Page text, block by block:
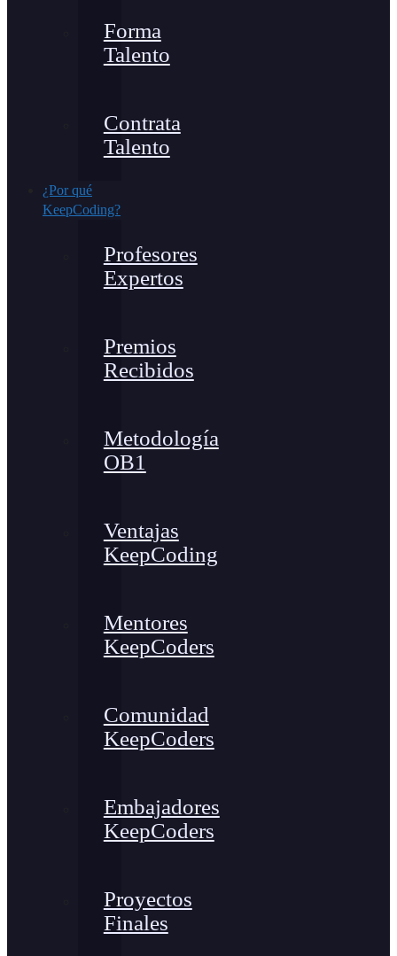
Forma
Talento
Contrata
Talento
¿Por qué
KeepCoding?
Profesores
Expertos
Premios
Recibidos
Metodología
OB1
Ventajas
KeepCoding
Mentores
KeepCoders
Comunidad
KeepCoders
Embajadores
KeepCoders
Proyectos
Finales